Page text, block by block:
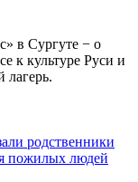
в Сургуте − о
к культуре Руси и
лагерь.